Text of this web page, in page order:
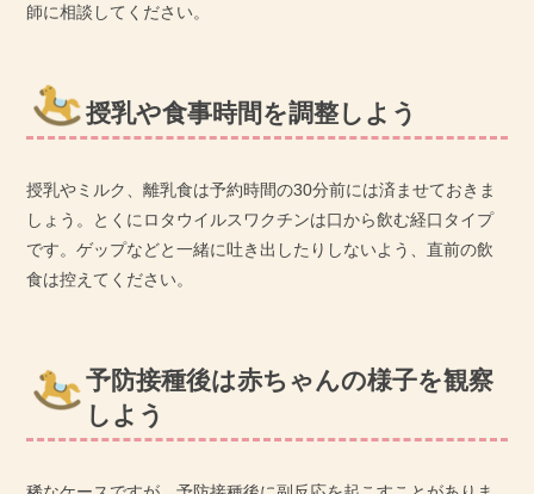
師に相談してください。
授乳や食事時間を調整しよう
授乳やミルク、離乳食は予約時間の30分前には済ませておきま
しょう。とくにロタウイルスワクチンは口から飲む経口タイプ
です。ゲップなどと一緒に吐き出したりしないよう、直前の飲
食は控えてください。
予防接種後は赤ちゃんの様子を観察
しよう